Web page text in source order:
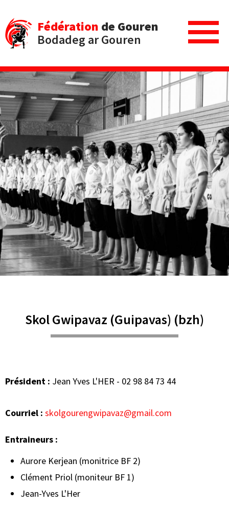
Fédération de Gouren
Bodadeg ar Gouren
Skol Gwipavaz (Guipavas) (bzh)
Président : Jean Yves L'HER - 02 98 84 73 44
Courriel : skolgourengwipavaz@gmail.com
Entraineurs :
Aurore Kerjean (monitrice BF 2)
Clément Priol (moniteur BF 1)
Jean-Yves L'Her